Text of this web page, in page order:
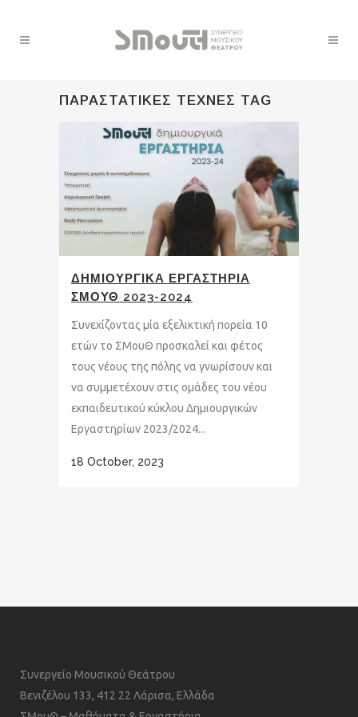
ΠΑΡΑΣΤΑΤΙΚΕΣ ΤΕΧΝΕΣ TAG
ΔΗΜΙΟΥΡΓΙΚΑ ΕΡΓΑΣΤΗΡΙΑ
ΣΜΟΥΘ 2023-2024
Συνεχίζοντας μία εξελικτική πορεία 10
ετών το ΣΜουΘ προσκαλεί και φέτος
τους νέους της πόλης να γνωρίσουν και
να συμμετέχουν στις ομάδες του νέου
εκπαιδευτικού κύκλου Δημιουργικών
Εργαστηρίων 2023/2024...
18 October, 2023
Συνεργείο Μουσικού Θεάτρου
Βενιζέλου 133, 412 22 Λάρισα, Ελλάδα